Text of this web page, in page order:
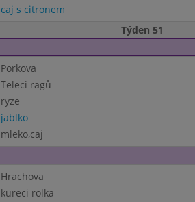
caj s citronem
Týden 51
Porkova
Teleci ragů
ryze
jablko
mleko,caj
Hrachova
kureci rolka